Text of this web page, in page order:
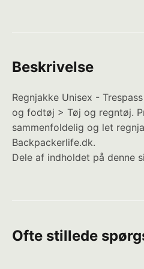
Beskrivelse
Regnjakke Unisex -
og fodtøj > Tøj og regntøj.
sammenfoldelig og let
Backpackerlife.dk.
Dele af indholdet på denne
Ofte stillede